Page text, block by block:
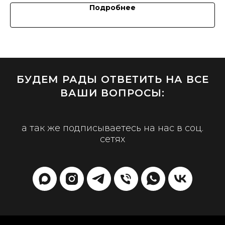
Подробнее
БУДЕМ РАДЫ ОТВЕТИТЬ НА ВСЕ
ВАШИ ВОПРОСЫ:
а так же подписываетесь на нас в соц.
сетях